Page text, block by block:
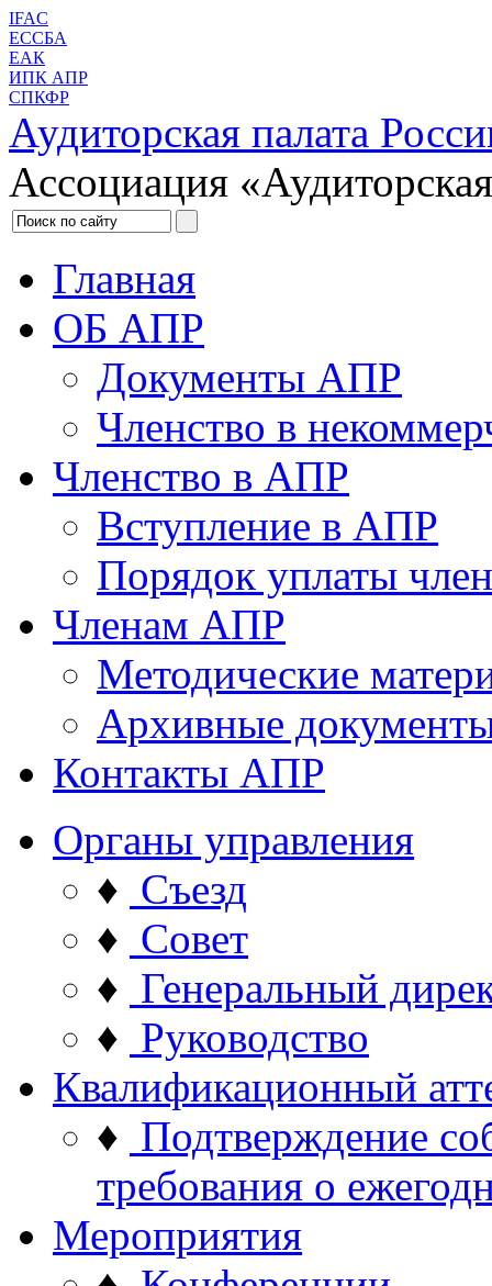
IFAC
ЕССБА
ЕАК
ИПК АПР
СПКФР
Аудиторская палата
Ассоциация
Главная
ОБ АПР
Документы АПР
Членство в
Членство в АПР
Вступление в АПР
Порядок уплаты
Членам АПР
Методические
Архивные
Контакты АПР
Органы управления
♦ Съезд
♦ Совет
♦ Генеральный
♦ Руководство
Квалификационный
♦ Подтверждение
требования о
Мероприятия